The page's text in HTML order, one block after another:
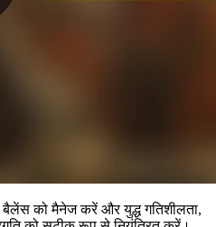
को मैनेज करें और युद्ध गतिशीलता,